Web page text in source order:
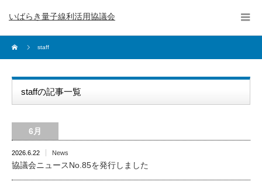
いばらき量子線利活用協議会
staff
staffの記事一覧
6月
2026.6.22 News
協議会ニュースNo.85を発行しました